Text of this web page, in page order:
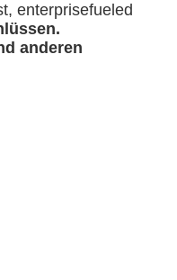
enterprisefueled
anderen